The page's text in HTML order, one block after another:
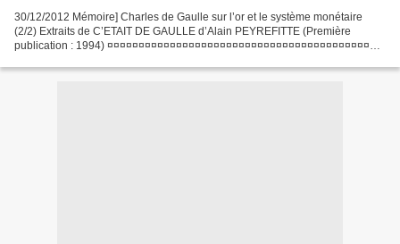
30/12/2012 Mémoire] Charles de Gaulle sur l’or et le système monétaire
(2/2) Extraits de C’ETAIT DE GAULLE d’Alain PEYREFITTE (Première
publication : 1994) ¤¤¤¤¤¤¤¤¤¤¤¤¤¤¤¤¤¤¤¤¤¤¤¤¤¤¤¤¤¤¤¤¤¤¤¤¤¤¤¤¤¤¤¤